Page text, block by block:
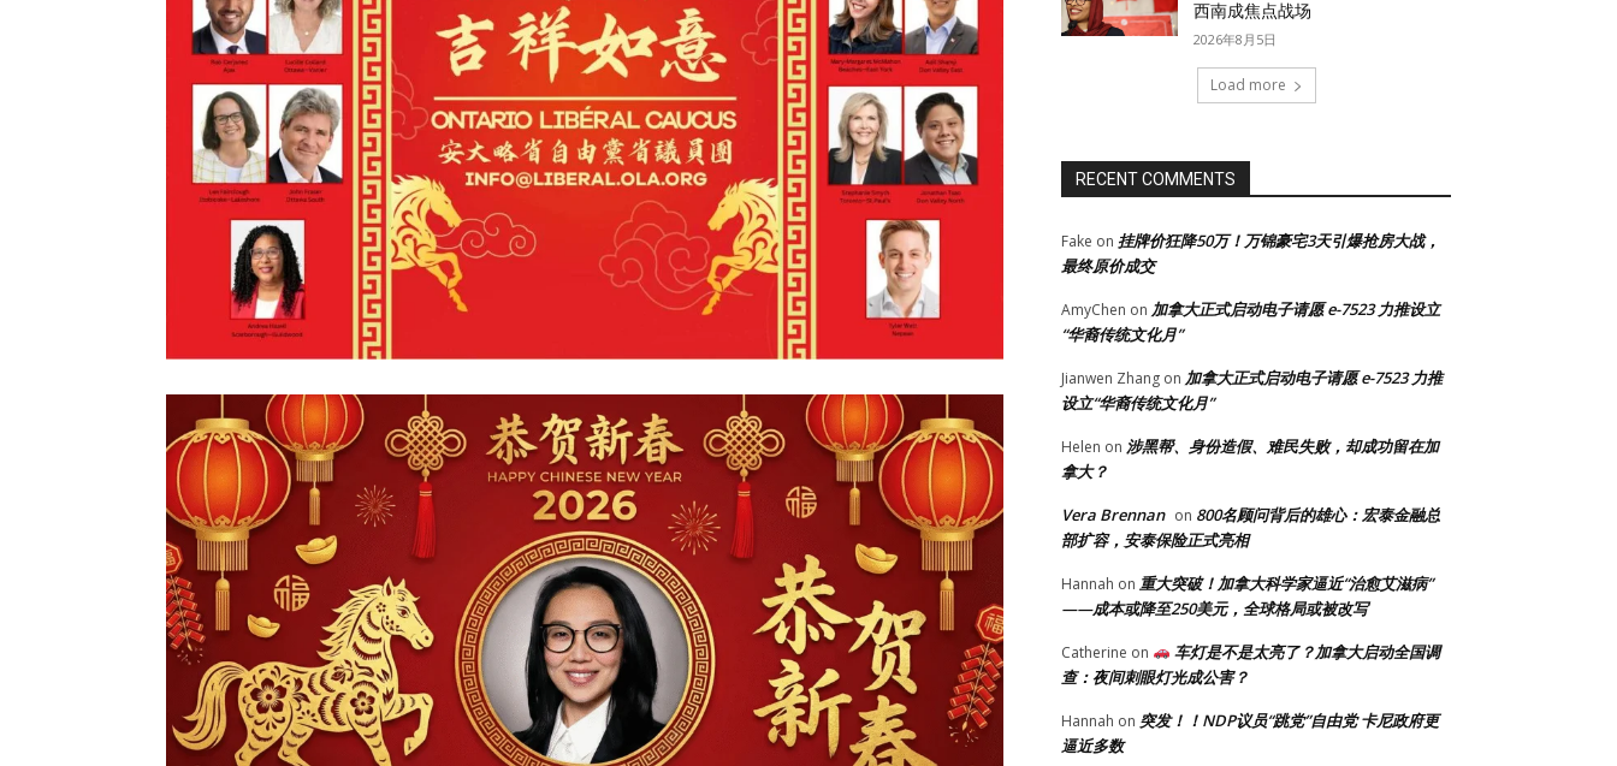
西南成焦点战场
2026年8月5日
Load more
RECENT COMMENTS
Fake on 挂牌价狂降50万！万锦豪宅3天引爆抢房大战，
最终原价成交
AmyChen on 加拿大正式启动电子请愿 e-7523 力推设立
“华裔传统文化月”
Jianwen Zhang on 加拿大正式启动电子请愿 e-7523 力推
设立“华裔传统文化月”
Helen on 涉黑帮、身份造假、难民失败，却成功留在加
拿大？
Vera Brennan on 800名顾问背后的雄心：宏泰金融总
部扩容，安泰保险正式亮相
Hannah on 重大突破！加拿大科学家逼近“治愈艾滋病”
——成本或降至250美元，全球格局或被改写
Catherine on
车灯是不是太亮了？加拿大启动全国调
查：夜间刺眼灯光成公害？
Hannah on 突发！！NDP议员“跳党”自由党 卡尼政府更
逼近多数